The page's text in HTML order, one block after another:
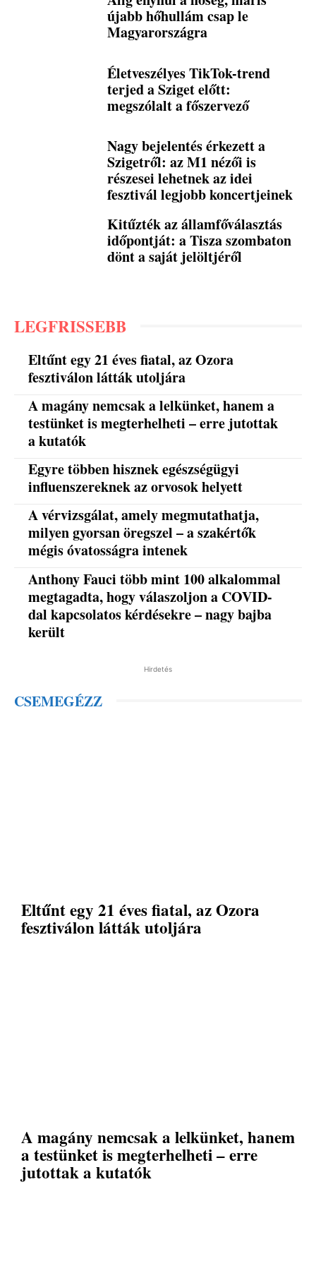
újabb hőhullám csap le
Magyarországra
Életveszélyes TikTok-trend
terjed a Sziget előtt:
megszólalt a főszervező
Nagy bejelentés érkezett a
Szigetről: az M1 nézői is
részesei lehetnek az idei
fesztivál legjobb koncertjeinek
Kitűzték az államfőválasztás
időpontját: a Tisza szombaton
dönt a saját jelöltjéről
LEGFRISSEBB
Eltűnt egy 21 éves fiatal, az Ozora
fesztiválon látták utoljára
A magány nemcsak a lelkünket, hanem a
testünket is megterhelheti – erre jutottak
a kutatók
Egyre többen hisznek egészségügyi
influenszereknek az orvosok helyett
A vérvizsgálat, amely megmutathatja,
milyen gyorsan öregszel – a szakértők
mégis óvatosságra intenek
Anthony Fauci több mint 100 alkalommal
megtagadta, hogy válaszoljon a COVID-
dal kapcsolatos kérdésekre – nagy bajba
került
Hirdetés
CSEMEGÉZZ
Eltűnt egy 21 éves fiatal, az Ozora
fesztiválon látták utoljára
A magány nemcsak a lelkünket, hanem
a testünket is megterhelheti – erre
jutottak a kutatók